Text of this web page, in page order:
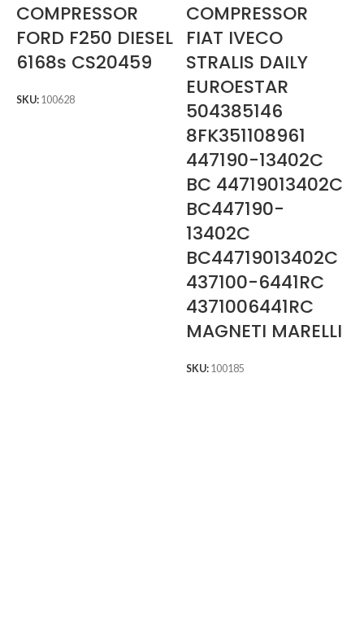
COMPRESSOR
FORD F250 DIESEL
6168s CS20459
SKU: 100628
COMPRESSOR
FIAT IVECO
STRALIS DAILY
EUROESTAR
504385146
8FK351108961
447190-13402C
BC 44719013402C
BC447190-
13402C
BC44719013402C
437100-6441RC
4371006441RC
MAGNETI MARELLI
SKU: 100185